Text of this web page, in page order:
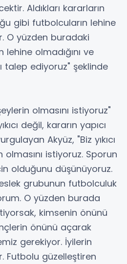
Aldıkları kararların
gibi futbolcuların lehine
O yüzden buradaki
lehine olmadığını ve
talep ediyoruz" şeklinde
olmasını istiyoruz"
değil, kararın yapıcı
Akyüz, "Biz yıkıcı
olmasını istiyoruz. Sporun
olduğunu düşünüyoruz.
grubunun futbolculuk
O yüzden burada
kimsenin önünü
önünü açarak
gerekiyor. İyilerin
Futbolu güzelleştiren